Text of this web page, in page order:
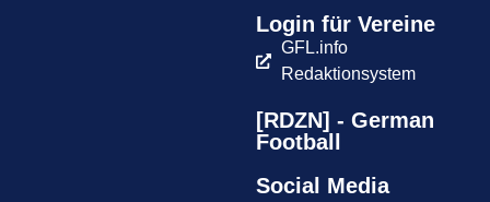
Login für Vereine
GFL.info
Redaktionsystem
[RDZN] - German
Football
Social Media